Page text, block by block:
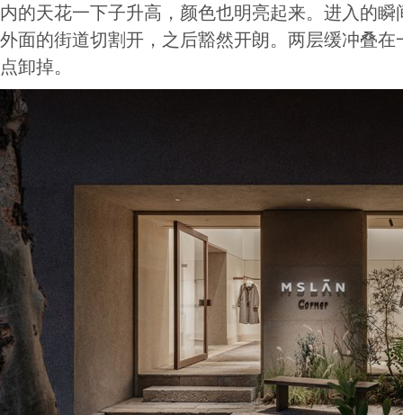
内的天花一下子升高，颜色也明亮起来。进入的
外面的街道切割开，之后豁然开朗。两层缓冲叠
点卸掉。